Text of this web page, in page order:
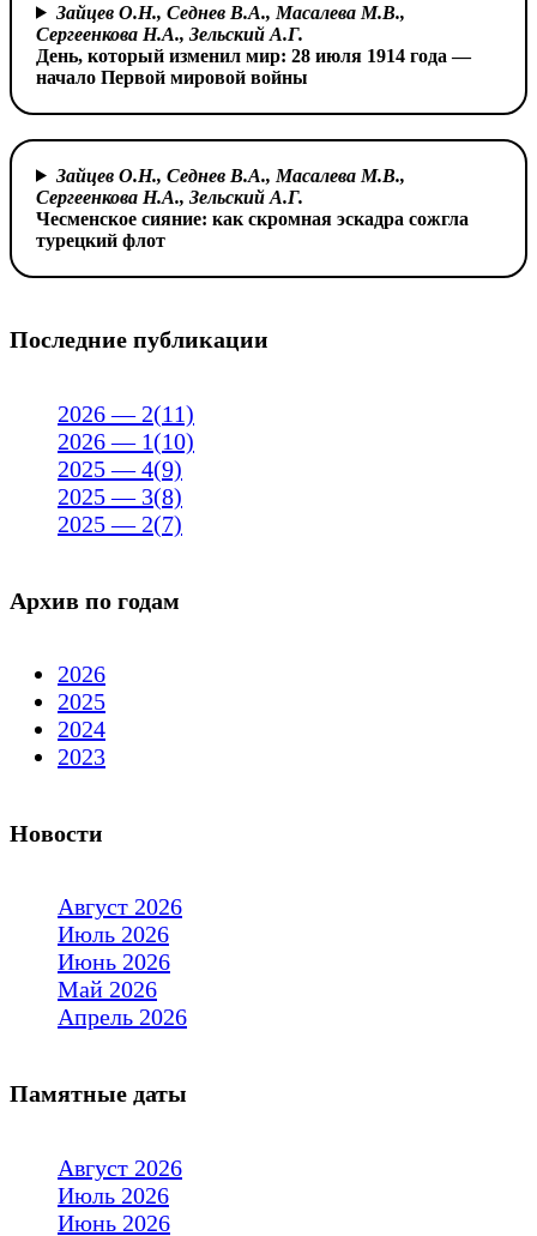
Зайцев О.Н., Седнев В.А., Масалева М.В.,
Сергеенкова Н.А., Зельский А.Г.
День, который изменил мир: 28 июля 1914 года —
начало Первой мировой войны
Зайцев О.Н., Седнев В.А., Масалева М.В.,
Сергеенкова Н.А., Зельский А.Г.
Чесменское сияние: как скромная эскадра сожгла
турецкий флот
Последние публикации
2026 — 2(11)
2026 — 1(10)
2025 — 4(9)
2025 — 3(8)
2025 — 2(7)
Архив по годам
2026
2025
2024
2023
Новости
Август 2026
Июль 2026
Июнь 2026
Май 2026
Апрель 2026
Памятные даты
Август 2026
Июль 2026
Июнь 2026